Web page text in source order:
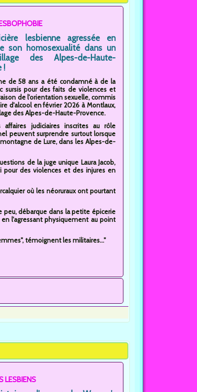
lesbienne agressée en
son homosexualité dans un
des Alpes-de-Haute-
!
de 58 ans a été condamné à de la
sursis pour des faits de violences et
de l'orientation sexuelle, commis
d'alcool en février 2026 à Montlaux,
des Alpes-de-Haute-Provence.
affaires judiciaires inscrites au rôle
peuvent surprendre surtout lorsque
de Lure, dans les Alpes-de-
de la juge unique Laura Jacob,
pour des violences et des injures en
où les néoruraux ont pourtant
peu, débarque dans la petite épicerie
l'agressant physiquement au point
témoignent les militaires..."
LESBIENS